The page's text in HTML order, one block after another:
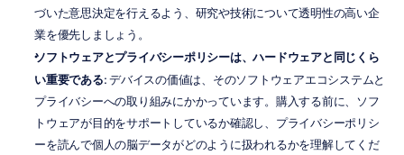
づいた意思決定を行えるよう、研究や技術について透明性の高い企
業を優先しましょう。
ソフトウェアとプライバシーポリシーは、ハードウェアと同じくら
い重要である: デバイスの価値は、そのソフトウェアエコシステムと
プライバシーへの取り組みにかかっています。購入する前に、ソフ
トウェアが目的をサポートしているか確認し、プライバシーポリシ
ーを読んで個人の脳データがどのように扱われるかを理解してくだ